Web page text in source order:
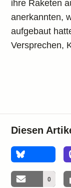
ihre Raketen
anerkannten,
aufgebaut
Versprechen,
Diesen
0